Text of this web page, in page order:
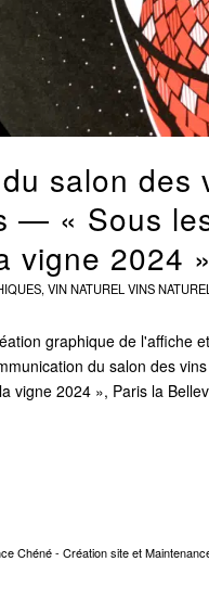
salon des
— « Sous
vigne 2024 »
, VIN NATUREL VINS
graphique de l'affiche
du salon des
vigne 2024 », Paris la
Chéné - Création siteet